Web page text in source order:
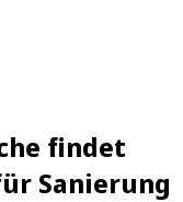
findet
Sanierung